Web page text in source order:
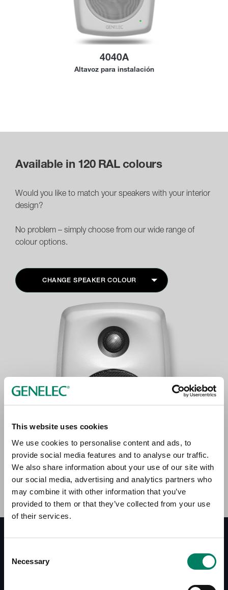
This website uses cookies
We use cookies to personalise content and ads, to
provide social media features and to analyse our traffic.
We also share information about your use of our site with
our social media, advertising and analytics partners who
may combine it with other information that you’ve
provided to them or that they’ve collected from your use
of their services.
Selection
Necessary
4040A
Altavoz para instalación
Available in 120 RAL colours
Would you like to match your speakers with your interior
design?
No problem – simply choose from our wide range of
colour options.
CHANGE SPEAKER COLOUR